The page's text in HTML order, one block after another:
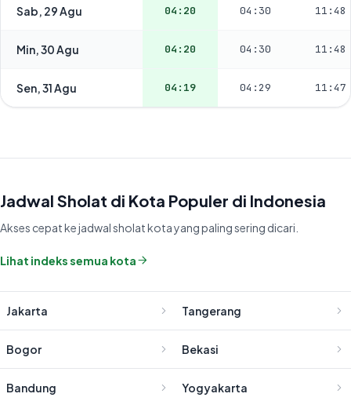
Sab, 29 Agu 04:20 04:30 11:48
Min, 30 Agu 04:20 04:30 11:48
Sen, 31 Agu 04:19 04:29 11:47
Jadwal Sholat di Kota Populer di Indonesia
Akses cepat ke jadwal sholat kota yang paling sering dicari.
Lihat indeks semua kota
Jakarta Tangerang
Bogor Bekasi
Bandung Yogyakarta